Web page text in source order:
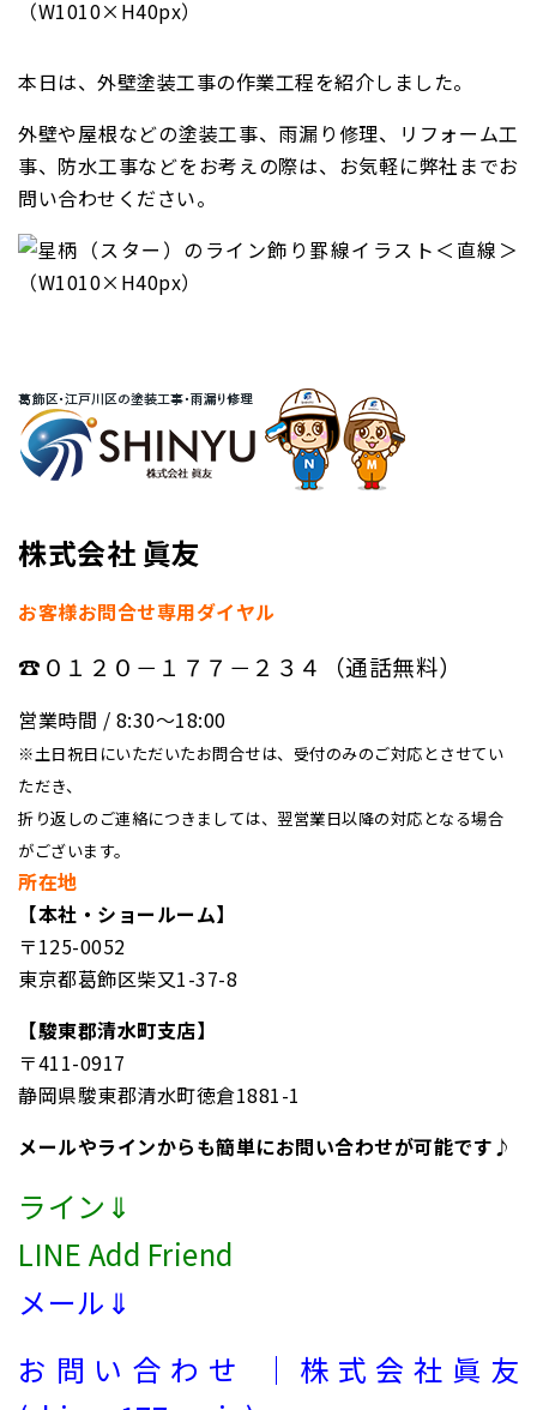
本日は、外壁塗装工事の作業工程を紹介しました。
外壁や屋根などの塗装工事、雨漏り修理、リフォーム工
事、防水工事などをお考えの際は、お気軽に弊社までお
問い合わせください。
株式会社 眞友
お客様お問合せ専用ダイヤル
☎０１２０－１７７－２３４（通話無料）
営業時間 / 8:30〜18:00
※土日祝日にいただいたお問合せは、受付のみのご対応とさせてい
ただき、
折り返しのご連絡につきましては、翌営業日以降の対応となる場合
がございます。
所在地
【本社・ショールーム】
〒125-0052
東京都葛飾区柴又1-37-8
【駿東郡清水町支店】
〒411-0917
静岡県駿東郡清水町徳倉1881-1
メールやラインからも簡単にお問い合わせが可能です♪
ライン⇓
LINE Add Friend
メール⇓
お問い合わせ ｜株式会社眞友